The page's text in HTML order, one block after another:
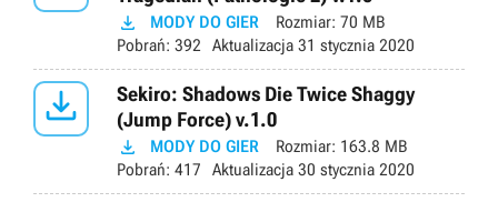
 MODY DO GIER Rozmiar: 70 MB
Pobrań: 392 Aktualizacja 31 stycznia 2020

Sekiro: Shadows Die Twice Shaggy
(Jump Force) v.1.0
 MODY DO GIER Rozmiar: 163.8 MB
Pobrań: 417 Aktualizacja 30 stycznia 2020